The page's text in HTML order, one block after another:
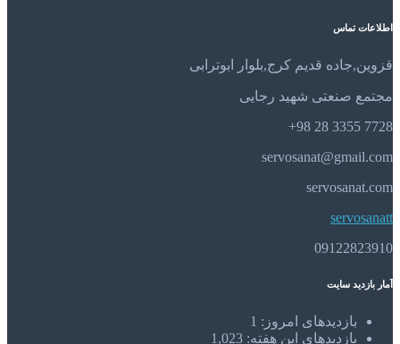
اطلاعات تماس
قزوین,جاده قدیم کرج,بلوار ابوترابی
مجتمع صنعتی شهید رجایی
7728 3355 28 98+
servosanat@gmail.com
servosanat.com
servosanatt
09122823910
آمار بازدید سایت
بازدیدهای امروز: 1
بازدیدهای این هفته: 1,023